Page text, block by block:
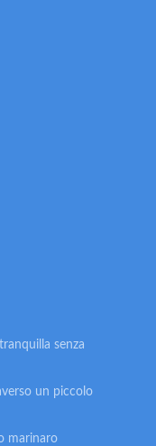
senza
un piccolo
marinaro